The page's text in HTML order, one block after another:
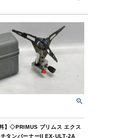
料】◇PRIMUS プリムス エクス
タンバーナーII EX-ULT-2A